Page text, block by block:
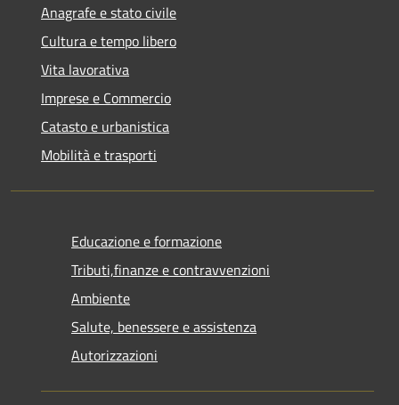
Anagrafe e stato civile
Cultura e tempo libero
Vita lavorativa
Imprese e Commercio
Catasto e urbanistica
Mobilità e trasporti
Educazione e formazione
Tributi,finanze e contravvenzioni
Ambiente
Salute, benessere e assistenza
Autorizzazioni